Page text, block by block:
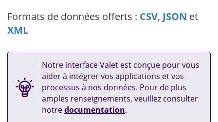
Formats de données offerts : CSV, JSON et
XML
Notre interface Valet est conçue pour vous
aider à intégrer vos applications et vos
processus à nos données. Pour de plus
amples renseignements, veuillez consulter
notredocumentation.